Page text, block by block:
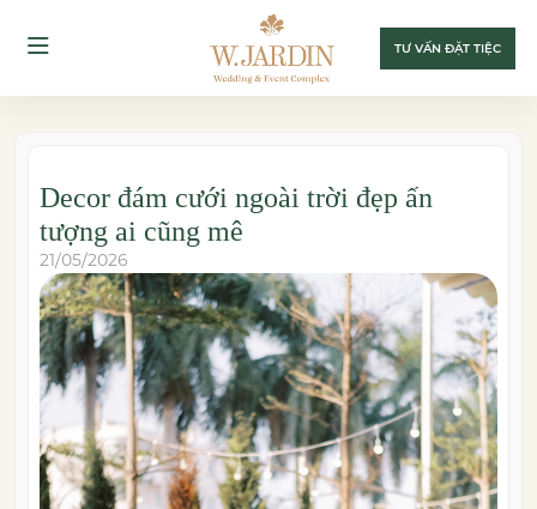
TƯ VẤN ĐẶT TIỆC
Decor đám cưới ngoài trời đẹp ấn
tượng ai cũng mê
21/05/2026